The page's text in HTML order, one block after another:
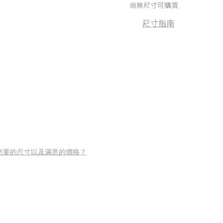
尚無尺寸可購買
尺寸指南
要的尺寸以及滿意的價格？